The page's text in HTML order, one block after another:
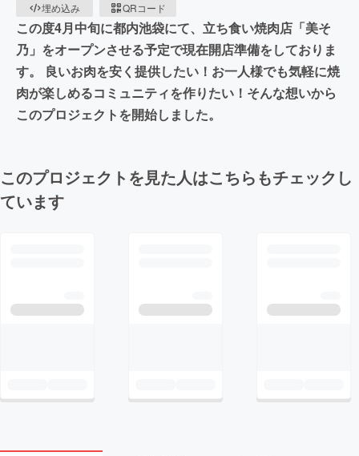
埋め込み
QRコード
この度4月中旬に都内池袋にて、立ち食い焼肉店「美そ
乃」をオープンさせる予定で現在開店準備をしておりま
す。 良いお肉を安く提供したい！お一人様でも気軽に焼
肉が楽しめるコミュニティを作りたい！そんな想いから
このプロジェクトを開始しました。
このプロジェクトを見た人はこちらもチェックし
ています